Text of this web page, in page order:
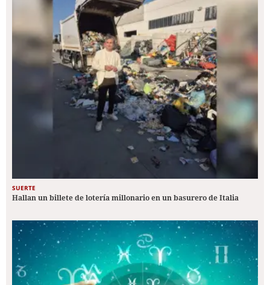
SUERTE
Hallan un billete de lotería millonario en un basurero de Italia